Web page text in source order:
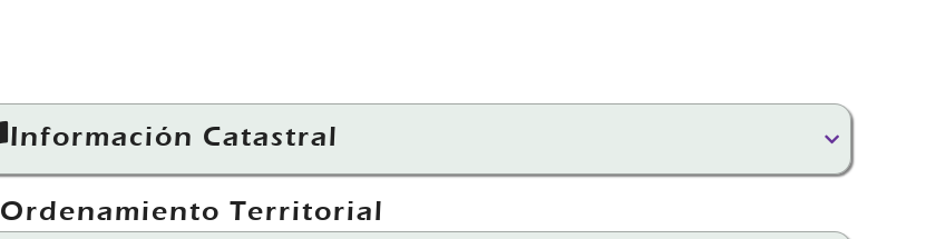
Información Catastral
Ordenamiento Territorial